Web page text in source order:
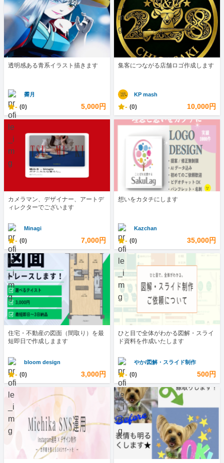
透明感ある青系イラスト描きます
霽月
- (0) 5,000円
集客につながる店舗ロゴ作成します
KP mash
- (0) 10,000円
カメラマン、デザイナー、アートデ
ィレクターでございます
Minagi
- (0) 7,000円
想いをカタチにします
Kazchan
- (0) 35,000円
住宅・不動産の図面（間取り）を最
短即日で作成しまます
bloom design
- (0) 3,000円
ひと目で全体がわかる図解・スライ
ド資料を作成いたします
やか/図解・スライド制作
- (0) 500円